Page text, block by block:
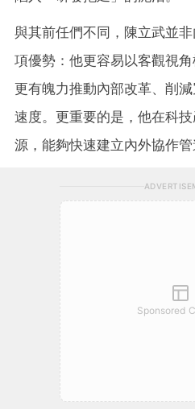
與其前任們不同，陳立武並
項優勢：他更容易以客觀視
更有魄力推動內部改革、削
速度。更重要的是，他在科
源，能夠快速建立內外協作管
Sponsored